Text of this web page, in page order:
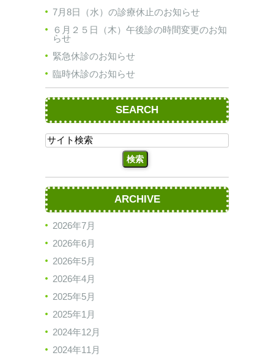
7月8日（水）の診療休止のお知らせ
６月２５日（木）午後診の時間変更のお知
らせ
緊急休診のお知らせ
臨時休診のお知らせ
SEARCH
ARCHIVE
2026年7月
2026年6月
2026年5月
2026年4月
2025年5月
2025年1月
2024年12月
2024年11月